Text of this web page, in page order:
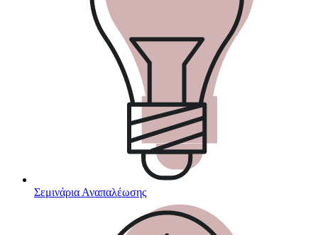
Σεμινάρια Αναπαλέωσης